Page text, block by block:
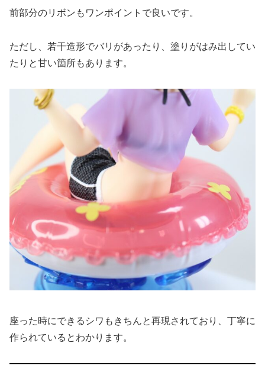
前部分のリボンもワンポイントで良いです。
ただし、若干造形でバリがあったり、塗りがはみ出してい
たりと甘い箇所もあります。
座った時にできるシワもきちんと再現されており、丁寧に
作られているとわかります。